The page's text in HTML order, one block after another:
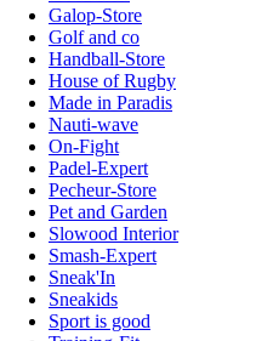
Galop-Store
Golf and co
Handball-Store
House of Rugby
Made in Paradis
Nauti-wave
On-Fight
Padel-Expert
Pecheur-Store
Pet and Garden
Slowood Interior
Smash-Expert
Sneak'In
Sneakids
Sport is good